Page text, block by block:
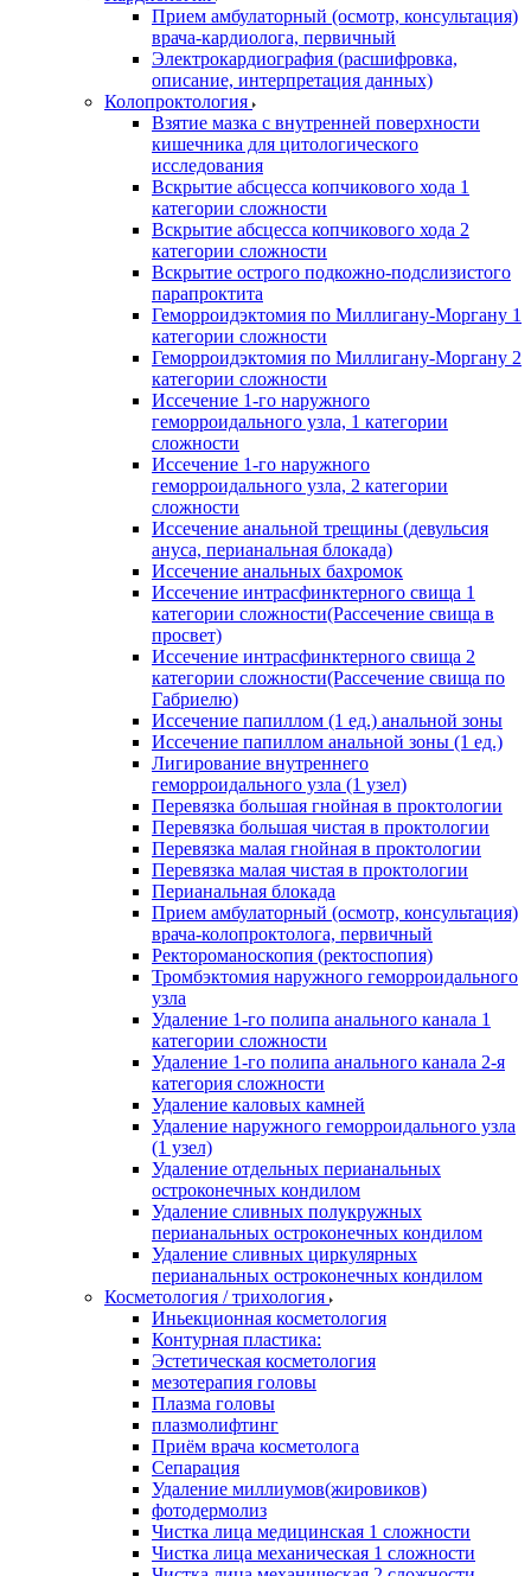
Прием амбулаторный (осмотр, консультация)
врача-кардиолога, первичный
Электрокардиография (расшифровка,
описание, интерпретация данных)
Колопроктология
Взятие мазка с внутренней поверхности
кишечника для цитологического
исследования
Вскрытие абсцесса копчикового хода 1
категории сложности
Вскрытие абсцесса копчикового хода 2
категории сложности
Вскрытие острого подкожно-подслизистого
парапроктита
Геморроидэктомия по Миллигану-Моргану 1
категории сложности
Геморроидэктомия по Миллигану-Моргану 2
категории сложности
Иссечение 1-го наружного
геморроидального узла, 1 категории
сложности
Иссечение 1-го наружного
геморроидального узла, 2 категории
сложности
Иссечение анальной трещины (девульсия
ануса, перианальная блокада)
Иссечение анальных бахромок
Иссечение интрасфинктерного свища 1
категории сложности(Рассечение свища в
просвет)
Иссечение интрасфинктерного свища 2
категории сложности(Рассечение свища по
Габриелю)
Иссечение папиллом (1 ед.) анальной зоны
Иссечение папиллом анальной зоны (1 ед.)
Лигирование внутреннего
геморроидального узла (1 узел)
Перевязка большая гнойная в проктологии
Перевязка большая чистая в проктологии
Перевязка малая гнойная в проктологии
Перевязка малая чистая в проктологии
Перианальная блокада
Прием амбулаторный (осмотр, консультация)
врача-колопроктолога, первичный
Ректороманоскопия (ректоспопия)
Тромбэктомия наружного геморроидального
узла
Удаление 1-го полипа анального канала 1
категории сложности
Удаление 1-го полипа анального канала 2-я
категория сложности
Удаление каловых камней
Удаление наружного геморроидального узла
(1 узел)
Удаление отдельных перианальных
остроконечных кондилом
Удаление сливных полукружных
перианальных остроконечных кондилом
Удаление сливных циркулярных
перианальных остроконечных кондилом
Косметология / трихология
Иньекционная косметология
Контурная пластика:
Эстетическая косметология
мезотерапия головы
Плазма головы
плазмолифтинг
Приём врача косметолога
Сепарация
Удаление миллиумов(жировиков)
фотодермолиз
Чистка лица медицинская 1 сложности
Чистка лица механическая 1 сложности